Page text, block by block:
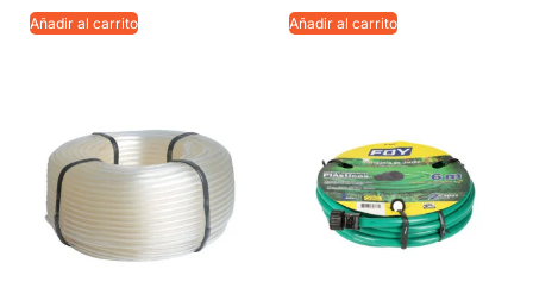
Añadir al carrito Añadir al carrito